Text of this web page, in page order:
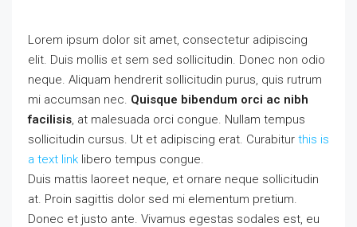
Lorem ipsum dolor sit amet, consectetur adipiscing
elit. Duis mollis et sem sed sollicitudin. Donec non odio
neque. Aliquam hendrerit sollicitudin purus, quis rutrum
mi accumsan nec. Quisque bibendum orci ac nibh
facilisis, at malesuada orci congue. Nullam tempus
sollicitudin cursus. Ut et adipiscing erat. Curabitur this is
a text link libero tempus congue.
Duis mattis laoreet neque, et ornare neque sollicitudin
at. Proin sagittis dolor sed mi elementum pretium.
Donec et justo ante. Vivamus egestas sodales est, eu